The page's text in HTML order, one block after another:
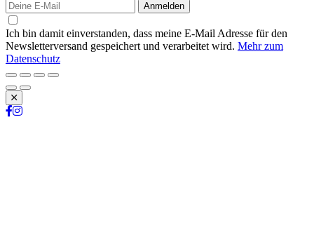
Anmelden
Ich bin damit einverstanden, dass meine E-Mail Adresse für den
Newsletterversand gespeichert und verarbeitet wird. Mehr zum
Datenschutz
Schließen